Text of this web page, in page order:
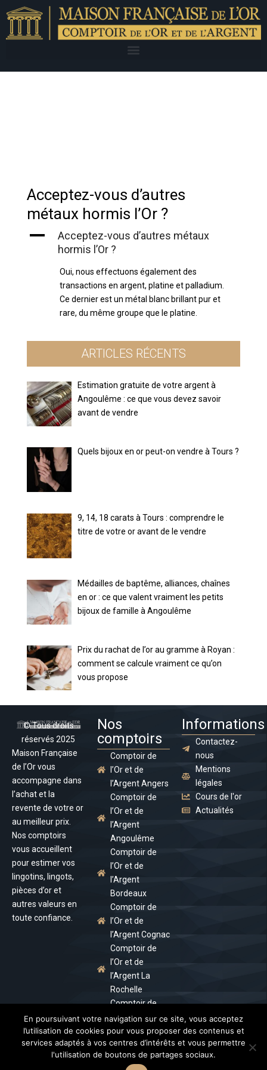
Acceptez-vous d’autres
métaux hormis l’Or ?
A
Acceptez-vous d’autres métaux
hormis l’Or ?
Oui, nous effectuons également des
transactions en argent, platine et palladium.
Ce dernier est un métal blanc brillant pur et
rare, du même groupe que le platine.
ARTICLES RÉCENTS
Estimation gratuite de votre argent à
Angoulême : ce que vous devez savoir
avant de vendre
Quels bijoux en or peut-on vendre à Tours ?
9, 14, 18 carats à Tours : comprendre le
titre de votre or avant de le vendre
Médailles de baptême, alliances, chaînes
en or : ce que valent vraiment les petits
bijoux de famille à Angoulême
Prix du rachat de l’or au gramme à Royan :
comment se calcule vraiment ce qu’on
vous propose
© Tous droits
réservés 2025
Maison Française
de l’Or vous
accompagne dans
l’achat et la
revente de votre or
au meilleur prix.
Nos comptoirs
vous accueillent
pour estimer vos
lingotins, lingots,
pièces d’or et
autres valeurs en
toute confiance.
Nos
comptoirs
Comptoir de
l’Or et de
l’Argent Angers
Comptoir de
l’Or et de
l’Argent
Angoulême
Comptoir de
l’Or et de
l’Argent
Bordeaux
Comptoir de
l’Or et de
l’Argent Cognac
Comptoir de
l’Or et de
l’Argent La
Rochelle
Comptoir de
l’Or et de
l’Argent Royan
Comptoir de
l’Or et de
Informations
Contactez-
nous
Mentions
légales
Cours de l'or
Actualités
En poursuivant votre navigation sur ce site, vous acceptez
l’utilisation de cookies pour vous proposer des contenus et
services adaptés à vos centres d’intérêts et vous permettre
l'utilisation de boutons de partages sociaux.